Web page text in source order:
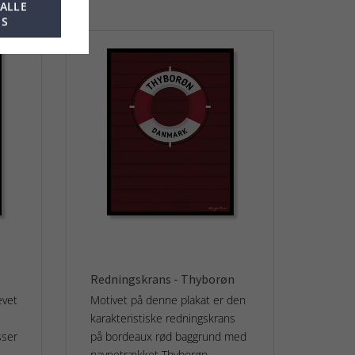
Redningskrans - Thyborøn
Motivet på denne plakat er den
karakteristiske redningskrans
på bordeaux rød baggrund med